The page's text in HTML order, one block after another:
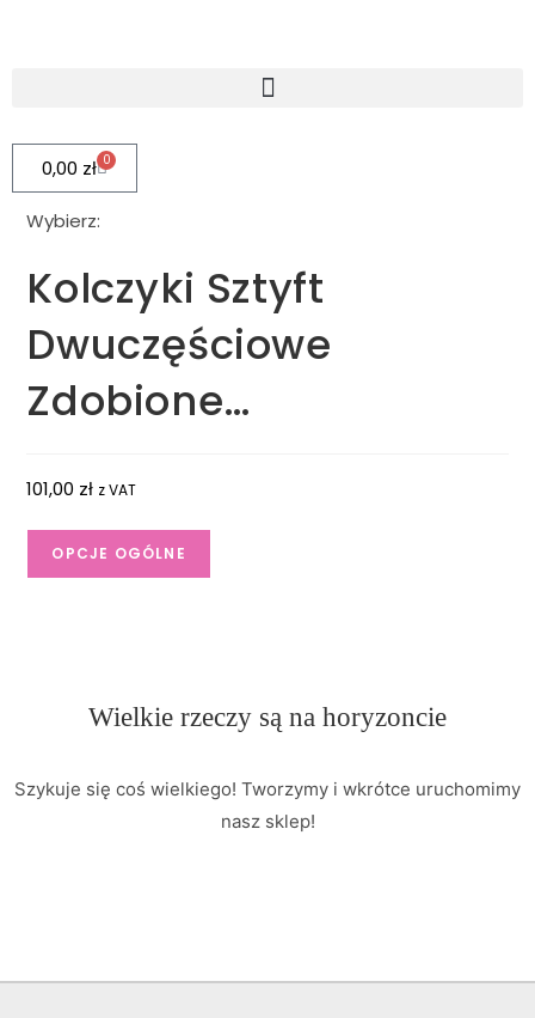
0,00 zł 0
Wybierz:
Kolczyki Sztyft
Dwuczęściowe
Zdobione…
101,00 zł z VAT
OPCJE OGÓLNE
Wielkie rzeczy są na horyzoncie
Szykuje się coś wielkiego! Tworzymy i wkrótce uruchomimy
nasz sklep!